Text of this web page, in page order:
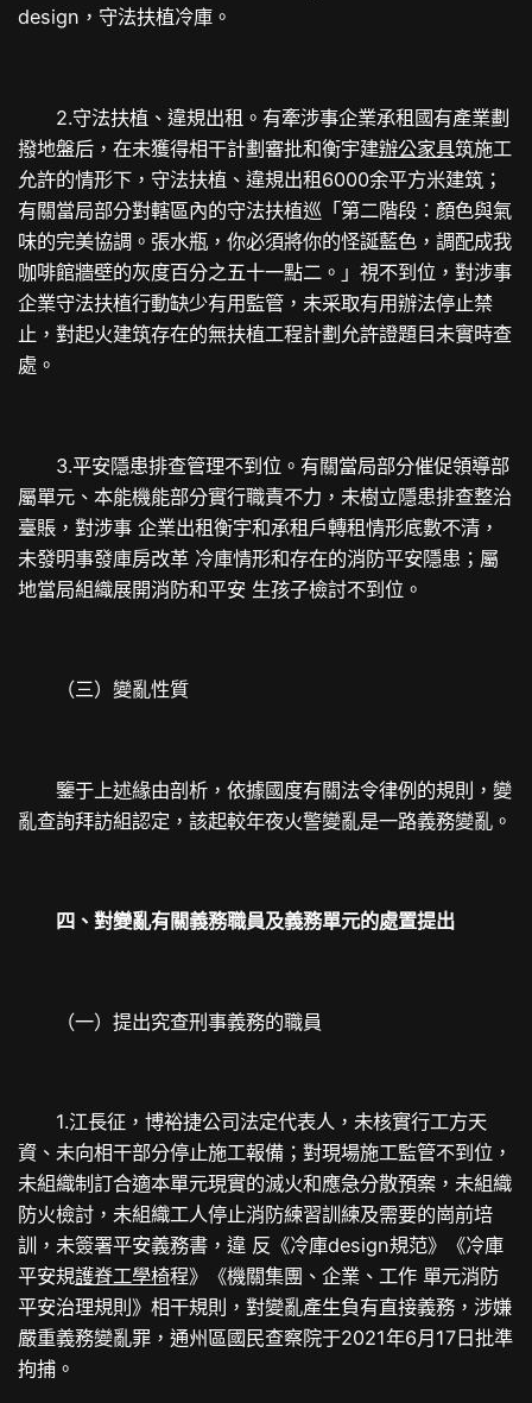
design，守法扶植冷庫。
2.守法扶植、違規出租。有牽涉事企業承租國有產業劃
撥地盤后，在未獲得相干計劃審批和衡宇建辦公家具筑施工
允許的情形下，守法扶植、違規出租6000余平方米建筑；
有關當局部分對轄區內的守法扶植巡「第二階段：顏色與氣
味的完美協調。張水瓶，你必須將你的怪誕藍色，調配成我
咖啡館牆壁的灰度百分之五十一點二。」視不到位，對涉事
企業守法扶植行動缺少有用監管，未采取有用辦法停止禁
止，對起火建筑存在的無扶植工程計劃允許證題目未實時查
處。
3.平安隱患排查管理不到位。有關當局部分催促領導部
屬單元、本能機能部分實行職責不力，未樹立隱患排查整治
臺賬，對涉事 企業出租衡宇和承租戶轉租情形底數不清，
未發明事發庫房改革 冷庫情形和存在的消防平安隱患；屬
地當局組織展開消防和平安 生孩子檢討不到位。
（三）變亂性質
鑒于上述緣由剖析，依據國度有關法令律例的規則，變
亂查詢拜訪組認定，該起較年夜火警變亂是一路義務變亂。
四、對變亂有關義務職員及義務單元的處置提出
（一）提出究查刑事義務的職員
1.江長征，博裕捷公司法定代表人，未核實行工方天
資、未向相干部分停止施工報備；對現場施工監管不到位，
未組織制訂合適本單元現實的滅火和應急分散預案，未組織
防火檢討，未組織工人停止消防練習訓練及需要的崗前培
訓，未簽署平安義務書，違 反《冷庫design規范》《冷庫
平安規護脊工學椅程》《機關集團、企業、工作 單元消防
平安治理規則》相干規則，對變亂產生負有直接義務，涉嫌
嚴重義務變亂罪，通州區國民查察院于2021年6月17日批準
拘捕。